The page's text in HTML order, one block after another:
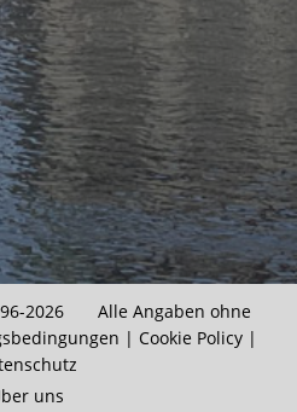
2026 Alle Angaben ohne
| Cookie Policy|
uns